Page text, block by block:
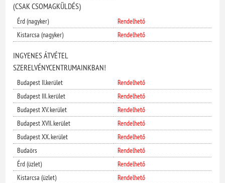
(CSAK CSOMAGKÜLDÉS)
Érd (nagyker)
Rendelhető
Kistarcsa (nagyker)
Rendelhető
INGYENES ÁTVÉTEL
SZERELVÉNYCENTRUMAINKBAN!
Budapest II.kerület
Rendelhető
Budapest III. kerület
Rendelhető
Budapest XV. kerület
Rendelhető
Budapest XVII. kerület
Rendelhető
Budapest XX. kerület
Rendelhető
Budaörs
Rendelhető
Érd (üzlet)
Rendelhető
Kistarcsa (üzlet)
Rendelhető